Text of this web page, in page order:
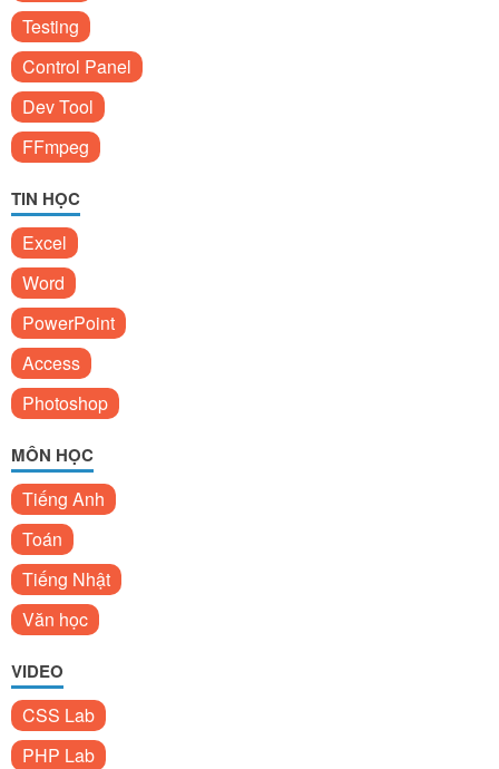
Testing
Control Panel
Dev Tool
FFmpeg
TIN HỌC
Excel
Word
PowerPoint
Access
Photoshop
MÔN HỌC
Tiếng Anh
Toán
Tiếng Nhật
Văn học
VIDEO
CSS Lab
PHP Lab